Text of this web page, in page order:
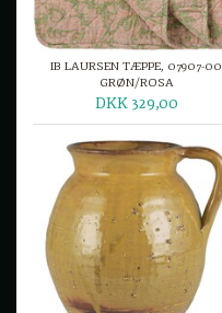
IB LAURSEN TÆPPE, 07907-00
GRØN/ROSA
DKK 329,00